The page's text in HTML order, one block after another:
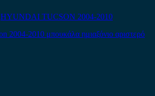
HYUNDAI TUCSON 2004-2010